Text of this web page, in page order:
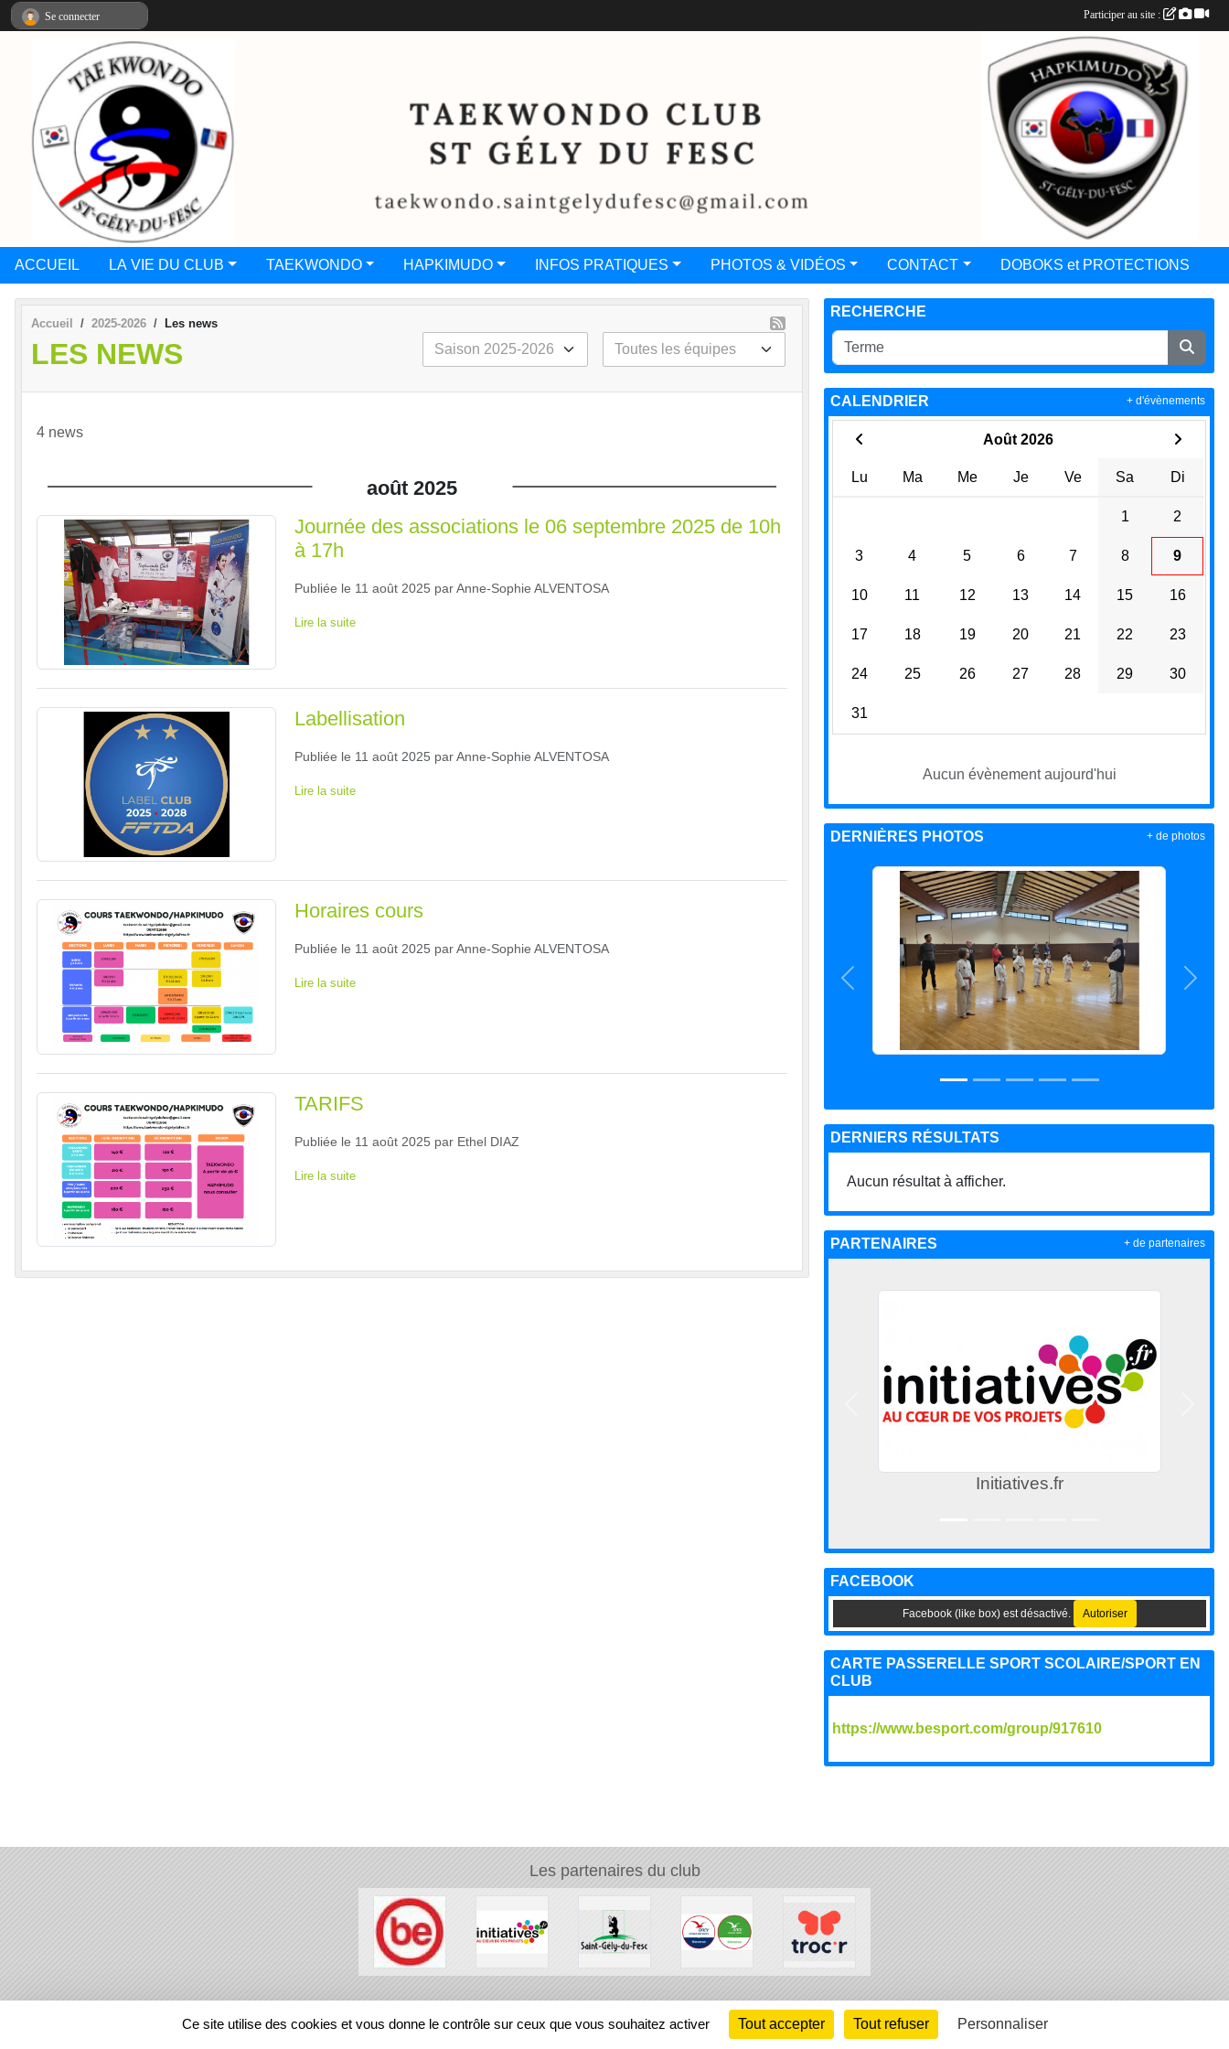
ACCUEIL LA VIE DU CLUB TAEKWONDO HAPKIMUDO INFOS PRATIQUES PHOTOS & VIDÉOS CONTACT DOBOKS et PROTECTIONS
Accueil 2025-2026 Les news
LES NEWS
4 news
août 2025
Journée des associations le 06 septembre 2025 de 10h
à 17h
Publiée le 11 août 2025 parAnne-Sophie ALVENTOSA
Lire la suite
Labellisation
Publiée le 11 août 2025 parAnne-Sophie ALVENTOSA
Lire la suite
Horaires cours
Publiée le 11 août 2025 parAnne-Sophie ALVENTOSA
Lire la suite
TARIFS
Publiée le 11 août 2025 par Ethel DIAZ
Lire la suite
RECHERCHE
CALENDRIER
Août 2026
Lu Ma Me Je Ve Sa Di
1 2
3 4 5 6 7 8 9
10 11 12 13 14 15 16
17 18 19 20 21 22 23
24 25 26 27 28 29 30
31
Aucun évènement aujourd'hui
+ d'évènements
DERNIÈRES PHOTOS
Précedent
+ de photos
DERNIERS RÉSULTATS
Aucun résultat à afficher.
PARTENAIRES
Initiatives.fr
Précedent
+ de partenaires
FACEBOOK
Facebook (like box) est désactivé. Autoriser
CARTE PASSERELLE SPORT SCOLAIRE/SPORT EN
CLUB
https://www.besport.com/group/917610
Les partenaires du club
REGIONS Charte cookies
Gestion des cookies
Informations légales
Signaler un contenu inapproprié
Se connecter Participer au site :
Panneau de gestion des cookies
Ce site utilise des cookies et vous donne le contrôle sur ceux que vous souhaitez activer Tout accepter Tout refuser Personnaliser